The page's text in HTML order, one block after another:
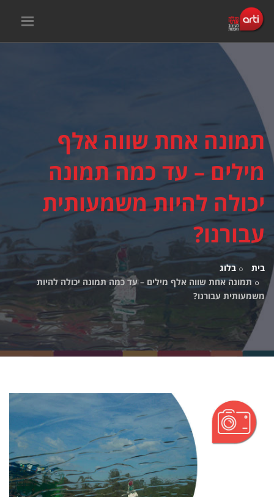
תמונה אחת שווה אלף
מילים – עד כמה תמונה
יכולה להיות משמעותית
עבורנו?
בית
בלוג
תמונה אחת שווה אלף מילים – עד כמה תמונה יכולה להיות
משמעותית עבורנו?